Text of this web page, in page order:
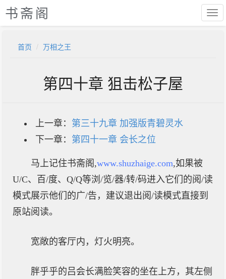
书斋阁
首页 万相之王
第四十章 狙击松子屋
上一章： 第三十九章 加强版青碧灵水
下一章： 第四十一章 会长之位
马上记住书斋阁,www.shuzhaige.com,如果被
U/C、百/度、Q/Q等浏/览/器/转/码进入它们的阅/读
模式展示他们的广/告，建议退出阅/读模式直接到
原站阅读。
宽敞的客厅内，灯火明亮。
胖乎乎的吕会长满脸笑容的坐在上方，其左侧